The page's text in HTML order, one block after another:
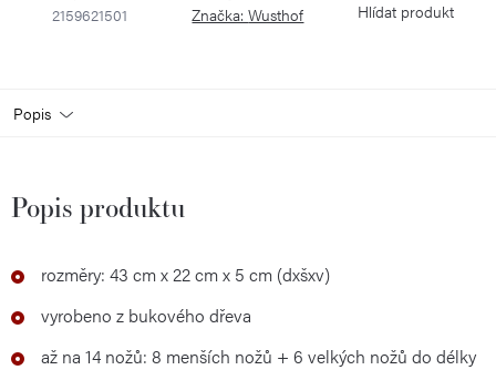
2159621501
Značka:Wusthof Hlídat
Popis
Popis produktu
rozměry: 43 cm x 22 cm x 5 cm (dxšxv)
vyrobeno z bukového dřeva
až na 14 nožů: 8 menších nožů + 6 velkých nožů do délky